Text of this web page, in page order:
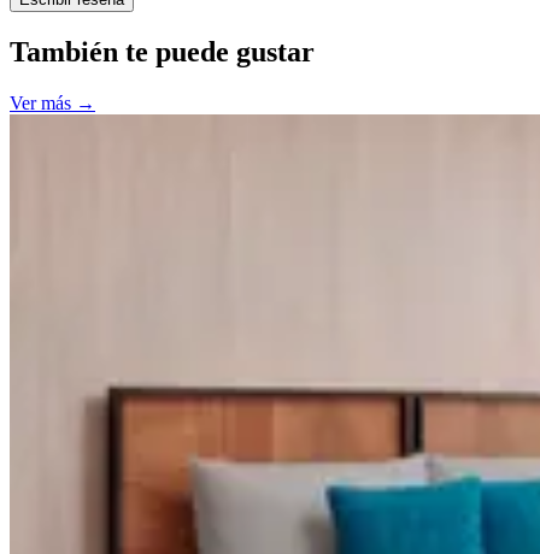
También te puede gustar
Ver más →